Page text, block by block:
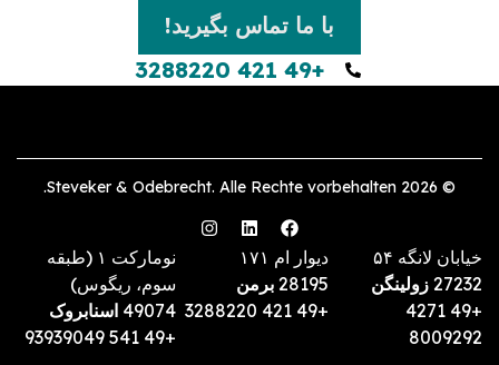
با ما تماس بگیرید!
+49 421 3288220
© 2026 Steveker & Odebrecht. Alle Rechte vorbehalten.
خیابان لانگه ۵۴
27232 زولینگن
+49 4271
8009292
دیوار ام ۱۷۱
28195 برمن
+49 421 3288220
نومارکت ۱ (طبقه
سوم، ریگوس)
49074 اسنابروک
+49 541 93939049